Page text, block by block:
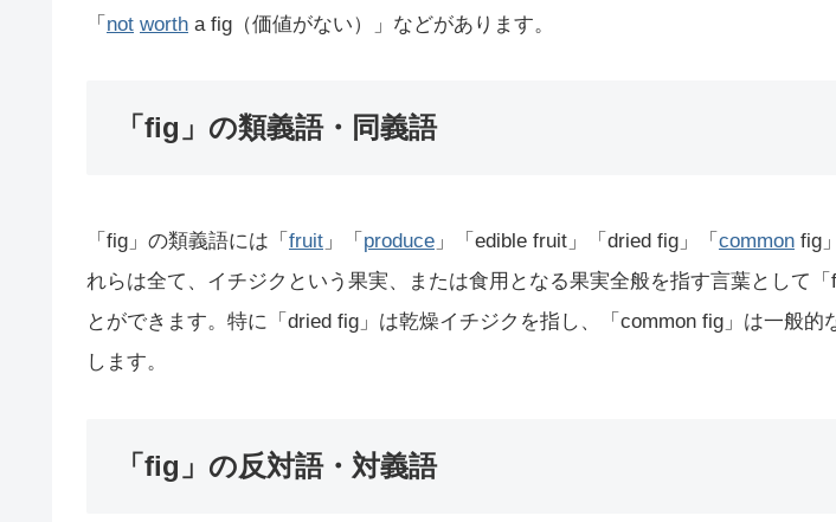
「 not worth a fig（価値がない）」などがあります。
「fig」の類義語・同義語
「fig」の類義語には「 fruit 」「 produce 」「edible fruit」「dried fig」「 common fig
れらは全て、イチジクという果実、または食用となる果実全般を指す言葉として
とができます。特に「dried fig」は乾燥イチジクを指し、「common fig」は一般的
します。
「fig」の反対語・対義語